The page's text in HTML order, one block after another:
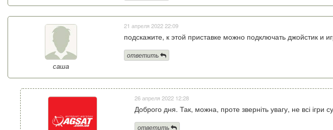
саша
21 апреля 2022 22:09
подскажите, к этой приставке можно подключать джойстик и
ответить
26 апреля 2022 12:28
Доброго дня. Так, можна, проте зверніть увагу, не всі ігри
ответить